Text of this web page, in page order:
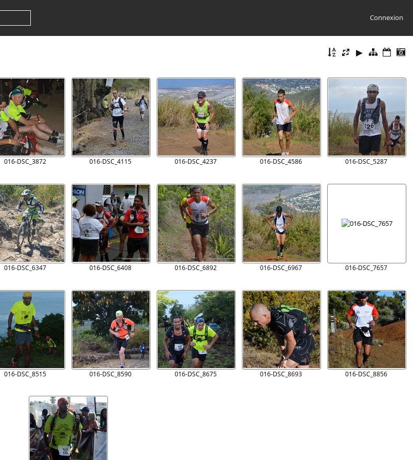
Connexion
016-DSC_3872 016-DSC_4115 016-DSC_4237 016-DSC_4586 016-DSC_5287
016-DSC_6347 016-DSC_6408 016-DSC_6892 016-DSC_6967 016-DSC_7657
016-DSC_8515 016-DSC_8590 016-DSC_8675 016-DSC_8693 016-DSC_8856